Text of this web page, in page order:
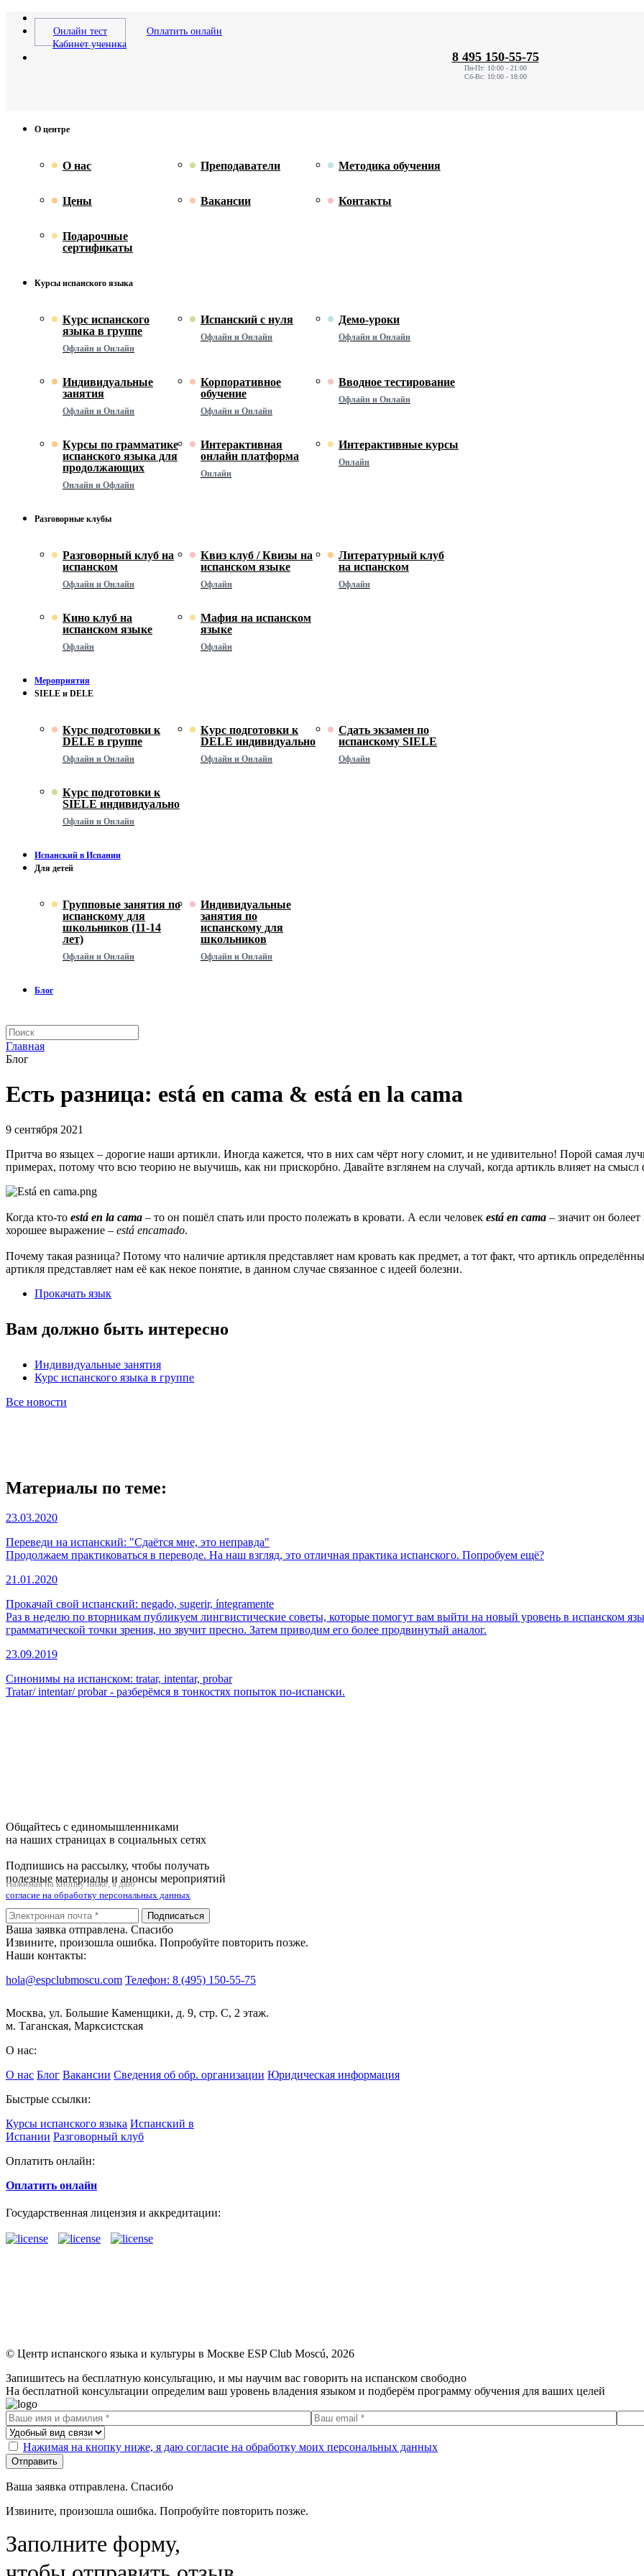
Онлайн тест
Оплатить онлайн
Кабинет ученика
8 495 150-55-75
Пн-Пт: 10:00 - 21:00
Сб-Вс: 10:00 - 18:00
О центре
О нас Преподаватели Методика обучения
Цены Вакансии Контакты
Подарочные
сертификаты
Курсы испанского языка
Курс испанского
языка в группе
Офлайн и Онлайн
Испанский с нуля
Офлайн и Онлайн
Демо-уроки
Офлайн и Онлайн
Индивидуальные
занятия
Офлайн и Онлайн
Корпоративное
обучение
Офлайн и Онлайн
Вводное тестирование
Офлайн и Онлайн
Курсы по грамматике
испанского языка для
продолжающих
Онлайн и Офлайн
Интерактивная
онлайн платформа
Онлайн
Интерактивные курсы
Онлайн
Разговорные клубы
Разговорный клуб на
испанском
Офлайн и Онлайн
Квиз клуб / Квизы на
испанском языке
Офлайн
Литературный клуб
на испанском
Офлайн
Кино клуб на
испанском языке
Офлайн
Мафия на испанском
языке
Офлайн
Мероприятия
SIELE и DELE
Курс подготовки к
DELE в группе
Офлайн и Онлайн
Курс подготовки к
DELE индивидуально
Офлайн и Онлайн
Сдать экзамен по
испанскому SIELE
Офлайн
Курс подготовки к
SIELE индивидуально
Офлайн и Онлайн
Испанский в Испании
Для детей
Групповые занятия по
испанскому для
школьников (11-14
лет)
Офлайн и Онлайн
Индивидуальные
занятия по
испанскому для
школьников
Офлайн и Онлайн
Блог
Главная
Блог
Есть разница: está en cama & está en la cama
9 сентября 2021
Притча во языцех – дорогие наши артикли. Иногда кажется, что в них сам чёрт ногу сломит, и не удивительно! Порой самая
примерах, потому что всю теорию не выучишь, как ни прискорбно. Давайте взглянем на случай, когда артикль влияет на смысл
Когда кто-то está en la cama – то он пошёл спать или просто полежать в кровати. А если человек está en cama – значит он
хорошее выражение – está encamado.
Почему такая разница? Потому что наличие артикля представляет нам кровать как предмет, а тот факт, что артикль
артикля представляет нам её как некое понятие, в данном случае связанное с идеей болезни.
Прокачать язык
Вам должно быть интересно
Индивидуальные занятия
Курс испанского языка в группе
Все новости
Материалы по теме:
23.03.2020
Переведи на испанский: "Сдаётся мне, это неправда"
Продолжаем практиковаться в переводе. На наш взгляд, это отличная практика испанского. Попробуем ещё?
21.01.2020
Прокачай свой испанский: negado, sugerir, íntegramente
Раз в неделю по вторникам публикуем лингвистические советы, которые помогут вам выйти на новый уровень в испанском
грамматической точки зрения, но звучит пресно. Затем приводим его более продвинутый аналог.
23.09.2019
Синонимы на испанском: tratar, intentar, probar
Tratar/ intentar/ probar - разберёмся в тонкостях попыток по-испански.
Общайтесь с единомышленниками
на наших страницах в социальных сетях
Подпишись на рассылку, чтобы получать
полезные материалы и анонсы мероприятий
Нажимая на кнопку ниже, я даю
согласие на обработку персональных данных
Подписаться
Ваша заявка отправлена. Спасибо
Извините, произошла ошибка. Попробуйте повторить позже.
Наши контакты:
hola@espclubmoscu.com Телефон: 8 (495) 150-55-75
Москва, ул. Большие Каменщики, д. 9, стр. С, 2 этаж.
м. Таганская, Марксистская
О нас:
О нас Блог Вакансии Сведения об обр. организации Юридическая информация
Быстрые ссылки:
Курсы испанского языка Испанский в
Испании Разговорный клуб
Оплатить онлайн:
Оплатить онлайн
Государственная лицензия и аккредитации:
© Центр испанского языка и культуры в Москве ESP Club Moscú, 2026
Запишитесь на бесплатную консультацию, и мы научим вас говорить на испанском свободно
На бесплатной консультации определим ваш уровень владения языком и подберём программу обучения для ваших целей
Нажимая на кнопку ниже, я даю согласие на обработку моих персональных данных
Отправить
Ваша заявка отправлена. Спасибо
Извините, произошла ошибка. Попробуйте повторить позже.
Заполните форму,